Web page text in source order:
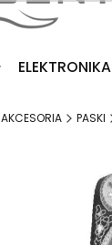
ELEKTRONIKA
AKCESORIA PASKI